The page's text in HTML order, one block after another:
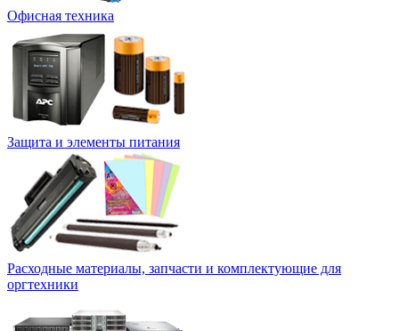
Офисная техника
Защита и элементы питания
Расходные материалы, запчасти и комплектующие для
оргтехники